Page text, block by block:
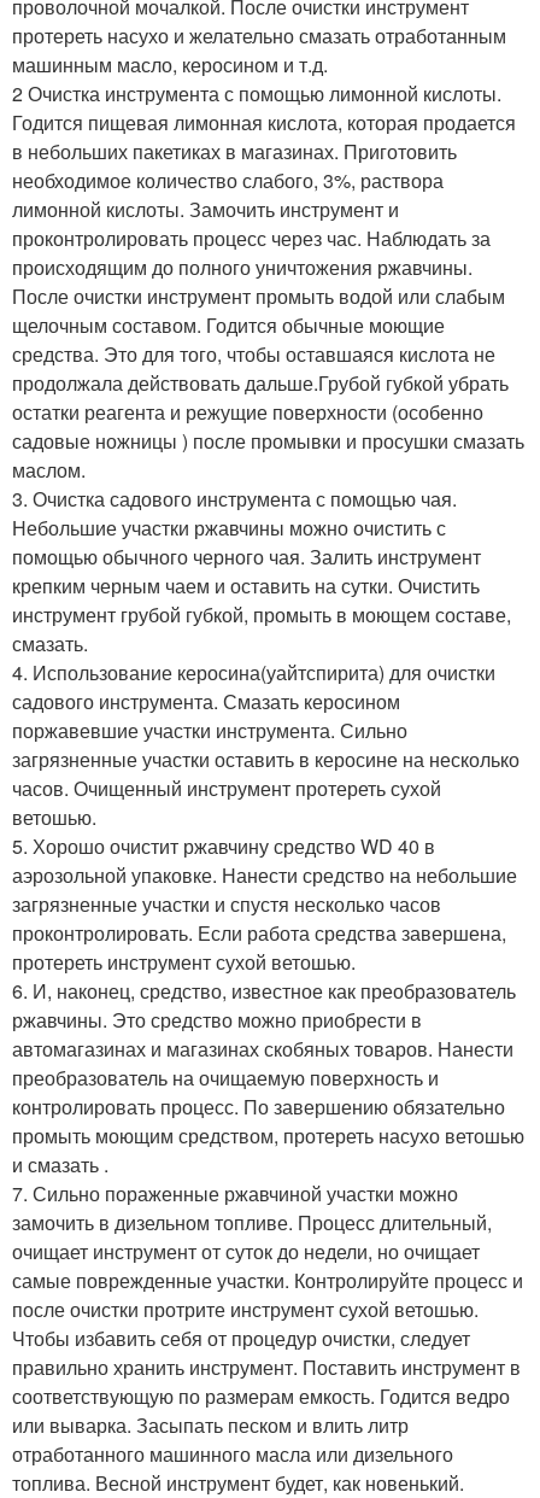
проволочной мочалкой. После очистки инструмент
протереть насухо и желательно смазать отработанным
машинным масло, керосином и т.д.
2 Очистка инструмента с помощью лимонной кислоты.
Годится пищевая лимонная кислота, которая продается
в небольших пакетиках в магазинах. Приготовить
необходимое количество слабого, 3%, раствора
лимонной кислоты. Замочить инструмент и
проконтролировать процесс через час. Наблюдать за
происходящим до полного уничтожения ржавчины.
После очистки инструмент промыть водой или слабым
щелочным составом. Годится обычные моющие
средства. Это для того, чтобы оставшаяся кислота не
продолжала действовать дальше.Грубой губкой убрать
остатки реагента и режущие поверхности (особенно
садовые ножницы ) после промывки и просушки смазать
маслом.
3. Очистка садового инструмента с помощью чая.
Небольшие участки ржавчины можно очистить с
помощью обычного черного чая. Залить инструмент
крепким черным чаем и оставить на сутки. Очистить
инструмент грубой губкой, промыть в моющем составе,
смазать.
4. Использование керосина(уайтспирита) для очистки
садового инструмента. Смазать керосином
поржавевшие участки инструмента. Сильно
загрязненные участки оставить в керосине на несколько
часов. Очищенный инструмент протереть сухой
ветошью.
5. Хорошо очистит ржавчину средство WD 40 в
аэрозольной упаковке. Нанести средство на небольшие
загрязненные участки и спустя несколько часов
проконтролировать. Если работа средства завершена,
протереть инструмент сухой ветошью.
6. И, наконец, средство, известное как преобразователь
ржавчины. Это средство можно приобрести в
автомагазинах и магазинах скобяных товаров. Нанести
преобразователь на очищаемую поверхность и
контролировать процесс. По завершению обязательно
промыть моющим средством, протереть насухо ветошью
и смазать .
7. Сильно пораженные ржавчиной участки можно
замочить в дизельном топливе. Процесс длительный,
очищает инструмент от суток до недели, но очищает
самые поврежденные участки. Контролируйте процесс и
после очистки протрите инструмент сухой ветошью.
Чтобы избавить себя от процедур очистки, следует
правильно хранить инструмент. Поставить инструмент в
соответствующую по размерам емкость. Годится ведро
или выварка. Засыпать песком и влить литр
отработанного машинного масла или дизельного
топлива. Весной инструмент будет, как новенький.